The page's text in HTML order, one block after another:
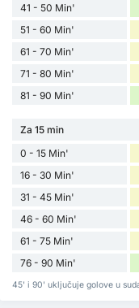
41 - 50 Min'
51 - 60 Min'
61 - 70 Min'
71 - 80 Min'
81 - 90 Min'
Za 15 min
0 - 15 Min'
16 - 30 Min'
31 - 45 Min'
46 - 60 Min'
61 - 75 Min'
76 - 90 Min'
45' i 90' uključuje golove u